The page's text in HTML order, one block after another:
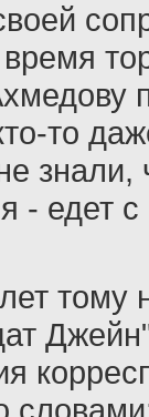
то
- едет с
тому